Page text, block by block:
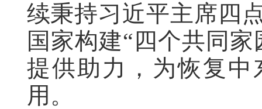
续秉持习近平主席四
国家构建“四个共同
提供助力，为恢复
用。